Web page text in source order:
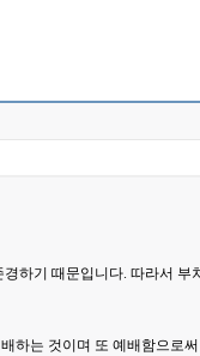
하기 때문입니다. 따라서 부
하는 것이며 또 예배함으로